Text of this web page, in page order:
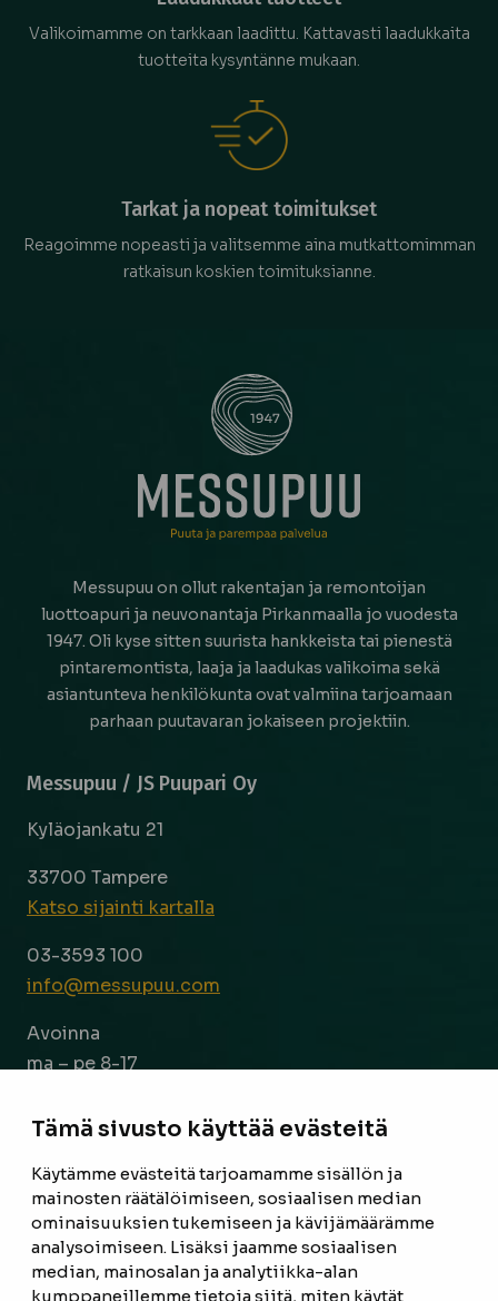
Tämä sivusto käyttää evästeitä
Käytämme evästeitä tarjoamamme sisällön ja
mainosten räätälöimiseen, sosiaalisen median
ominaisuuksien tukemiseen ja kävijämäärämme
analysoimiseen. Lisäksi jaamme sosiaalisen
median, mainosalan ja analytiikka-alan
kumppaneillemme tietoja siitä, miten käytät
Valikoimamme on tarkkaan laadittu. Kattavasti laadukkaita
tuotteita kysyntänne mukaan.
Tarkat ja nopeat toimitukset
Reagoimme nopeasti ja valitsemme aina mutkattomimman
ratkaisun koskien toimituksianne.
Messupuu on ollut rakentajan ja remontoijan
luottoapuri ja neuvonantaja Pirkanmaalla jo vuodesta
1947. Oli kyse sitten suurista hankkeista tai pienestä
pintaremontista, laaja ja laadukas valikoima sekä
asiantunteva henkilökunta ovat valmiina tarjoamaan
parhaan puutavaran jokaiseen projektiin.
Messupuu / JS Puupari Oy
Kyläojankatu 21
33700 Tampere
Katso sijainti kartalla
03-3593 100
info@messupuu.com
Avoinna
ma – pe 8-17
ETUSIVU
TUOTTEET